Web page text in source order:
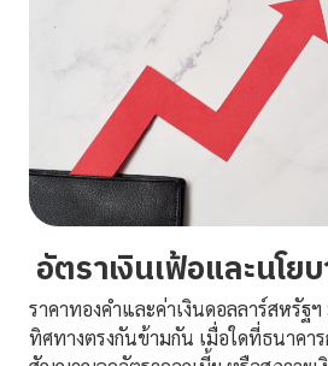
อัตราเงินเฟ้อและนโย
ราคาทองคำและค่าเงินดอลลาร์สหรัฐ
ทิศทางตรงกันข้ามกัน เมื่อใดที่ธนาคาร